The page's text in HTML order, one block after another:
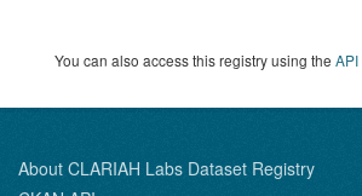
You can also access this registry using the API
About CLARIAH Labs Dataset Registry